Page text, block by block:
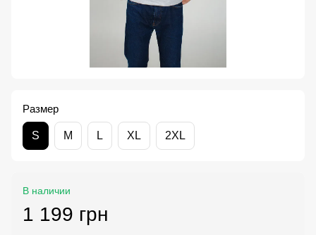
Размер
S M L XL 2XL
В наличии
1 199 грн